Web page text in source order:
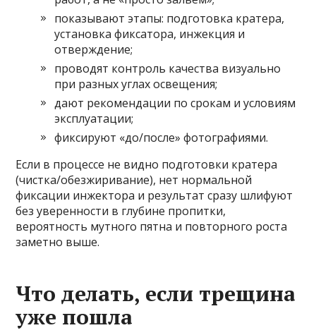
показывают этапы: подготовка кратера,
установка фиксатора, инжекция и
отверждение;
проводят контроль качества визуально
при разных углах освещения;
дают рекомендации по срокам и условиям
эксплуатации;
фиксируют «до/после» фотографиями.
Если в процессе не видно подготовки кратера
(чистка/обезжиривание), нет нормальной
фиксации инжектора и результат сразу шлифуют
без уверенности в глубине пропитки,
вероятность мутного пятна и повторного роста
заметно выше.
Что делать, если трещина
уже пошла